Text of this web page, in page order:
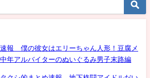
報 僕の彼女はエリーちゃん人形！豆腐メ
年アルバイターのぬいぐるみ男子末路編